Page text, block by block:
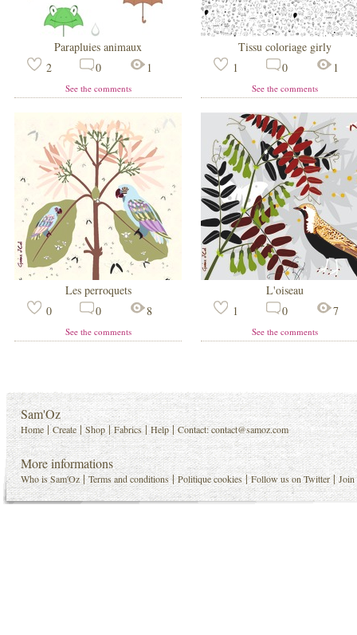
Parapluies animaux
2
0 1
See the comments
Tissu coloriage girly
1
0 1
See the comments
Les perroquets
0
0 8
See the comments
L'oiseau
1
0 7
See the comments
Sam'Oz
Home |Create |Shop |Fabrics |Help |Contact:contact@samoz.com
More informations
Who is Sam'Oz |Terms and conditions |Politique cookies |Follow us on Twitter |Join